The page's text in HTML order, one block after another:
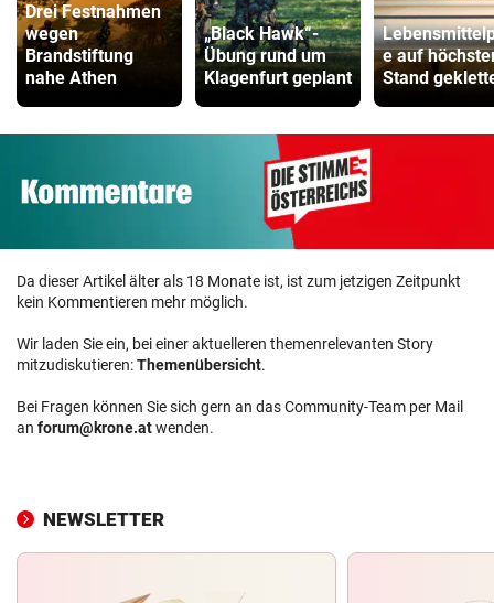
Drei Festnahmen
wegen
Brandstiftung
nahe Athen
„Black Hawk“-
Übung rund um
Klagenfurt geplant
e auf
Stand
Da dieser Artikel älter als 18 Monate ist, ist zum jetzigen Zeitpunkt
kein Kommentieren mehr möglich.
Wir laden Sie ein, bei einer aktuelleren themenrelevanten Story
mitzudiskutieren:Themenübersicht.
Bei Fragen können Sie sich gern an das Community-Team per Mail
an forum@krone.atwenden.
NEWSLETTER